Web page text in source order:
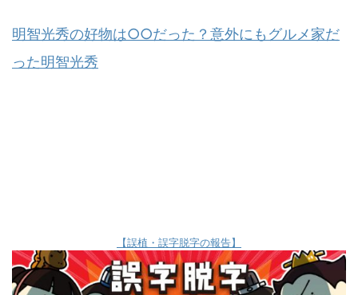
明智光秀の好物は○○だった？意外にもグルメ家だ
った明智光秀
【誤植・誤字脱字の報告】